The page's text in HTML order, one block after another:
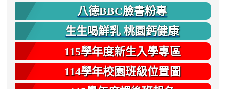
八德BBC臉書粉專
生生喝鮮乳 桃園鈣健康
115學年度新生入學專區
114學年校園班級位置圖